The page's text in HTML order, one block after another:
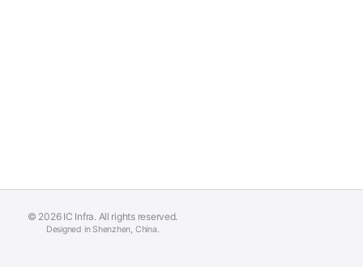
© 2026 IC Infra. All rights reserved.
Designed in Shenzhen, China.